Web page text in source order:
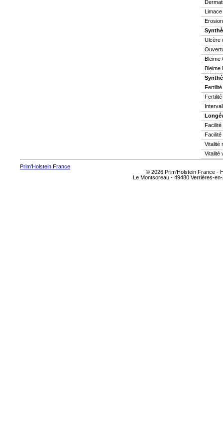
Limace
Erosion
Ulcère
Bleime
Bleime
Facilité
Facilité
Vitalité
Vitalité
Prim'Holstein France
© 2026 Prim'Holstein France -
Le Montsoreau - 49480 Verrières-